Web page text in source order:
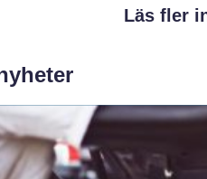
Läs fler